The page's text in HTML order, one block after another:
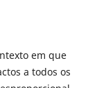
em que
a todos os